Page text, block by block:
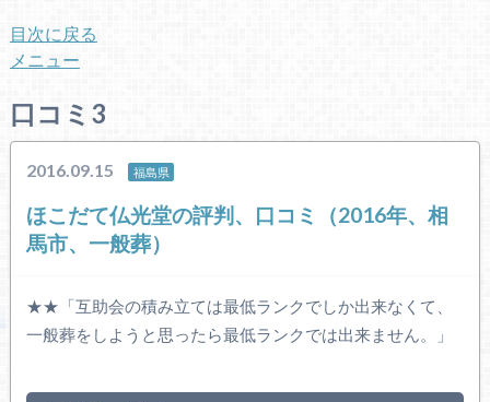
目次に戻る
メニュー
口コミ3
2016.09.15 福島県
ほこだて仏光堂の評判、口コミ（2016年、相
馬市、一般葬）
★★「互助会の積み立ては最低ランクでしか出来なくて、
一般葬をしようと思ったら最低ランクでは出来ません。」